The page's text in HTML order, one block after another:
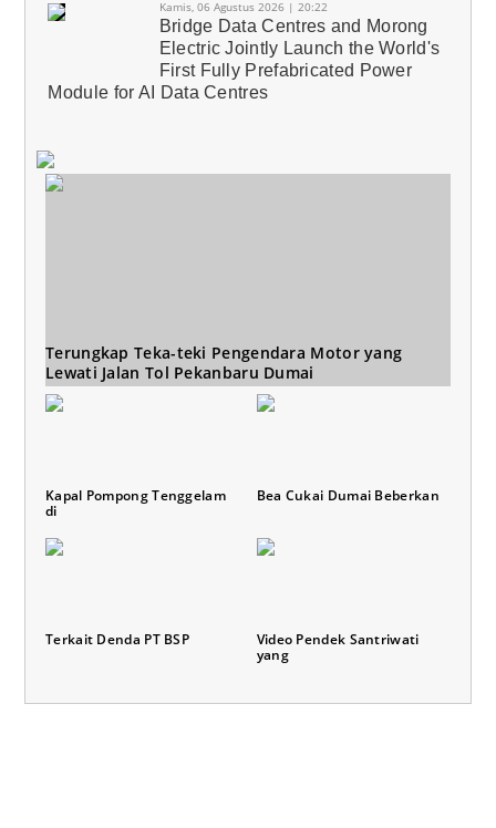
Kamis, 06 Agustus 2026 | 20:22
Bridge Data Centres and Morong
Electric Jointly Launch the World's
First Fully Prefabricated Power
Module for AI Data Centres
Terungkap Teka-teki Pengendara Motor yang
Lewati Jalan Tol Pekanbaru Dumai
Kapal Pompong Tenggelam
di
Bea Cukai Dumai Beberkan
Terkait Denda PT BSP
Video Pendek Santriwati
yang